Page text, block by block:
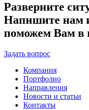
Разверните
Напишите нам
поможем Вам в
Задать вопрос
Компания
Портфолио
Направления
Новости и статьи
Контакты